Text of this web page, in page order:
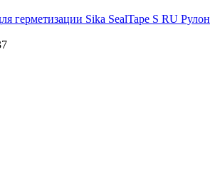
герметизации Sika SealTape S RU Рулон